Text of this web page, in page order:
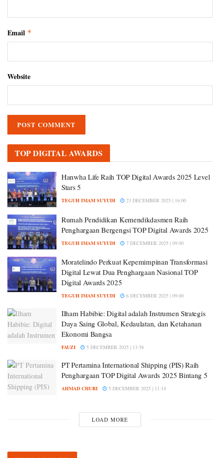
Email *
Website
TOP DIGITAL AWARDS
Hanwha Life Raih TOP Digital Awards 2025 Level
Stars 5
TEGUH IMAM SUYUDI 23 DECEMBER 2025 | 16:00
Rumah Pendidikan Kemendikdasmen Raih
Penghargaan Bergengsi TOP Digital Awards 2025
TEGUH IMAM SUYUDI 7 DECEMBER 2025 | 09:00
Moratelindo Perkuat Kepemimpinan Transformasi
Digital Lewat Dua Penghargaan Nasional TOP
Digital Awards 2025
TEGUH IMAM SUYUDI 6 DECEMBER 2025 | 09:00
Ilham Habibie: Digital adalah Instrumen Strategis
Daya Saing Global, Kedaulatan, dan Ketahanan
Ekonomi Bangsa
FAUZI 5 DECEMBER 2025 | 13:58
PT Pertamina International Shipping (PIS) Raih
Penghargaan TOP Digital Awards 2025 Bintang 5
AHMAD CHURI 5 DECEMBER 2025 | 11:14
LOAD MORE